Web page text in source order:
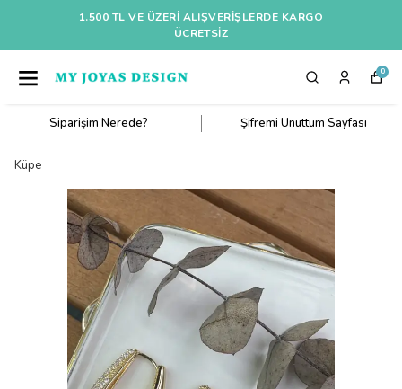
1.500 TL VE ÜZERI ALIŞVERIŞLERDE KARGO
ÜCRETSİZ
0
Siparişim Nerede? Şifremi Unuttum Sayfası
Küpe